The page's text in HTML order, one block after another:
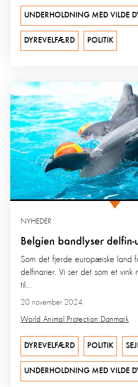
UNDERHOLDNING MED VILDE
DYREVELFÆRD POLITIK
Belgien bandlyser
NYHEDER
20 november 2024
World Animal Protection Danmark
Som det fjerde europæiske land
delfinarier. Vi ser det som et vink
til...
DYREVELFÆRD POLITIK
UNDERHOLDNING MED VILDE